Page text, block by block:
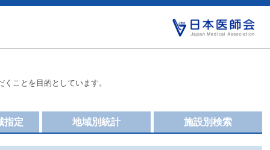
ことを目的としています。
施設別検索
地域別統計
指定